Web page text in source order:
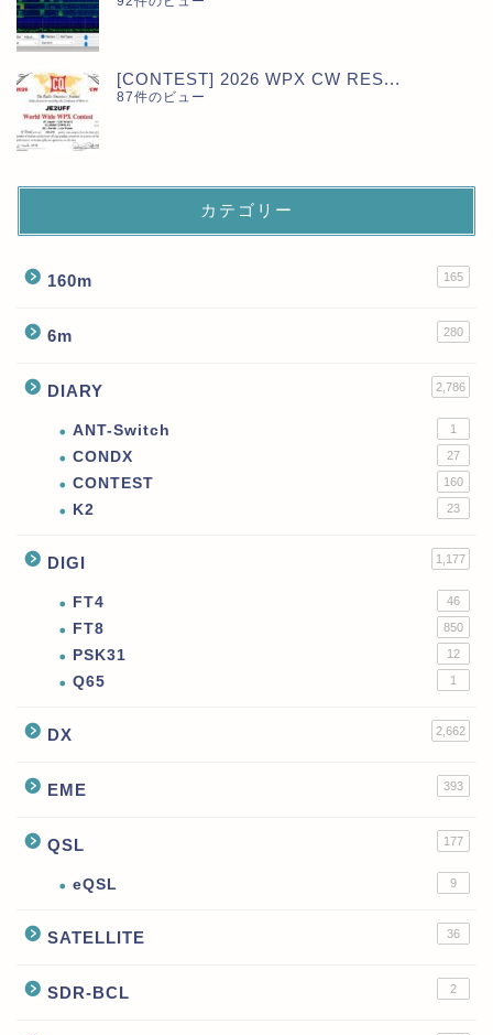
[CONTEST] 2026 WPX CW RES...
87件のビュー
カテゴリー
160m 165
6m 280
DIARY 2,786
ANT-Switch 1
CONDX 27
CONTEST 160
K2 23
DIGI 1,177
FT4 46
FT8 850
PSK31 12
Q65 1
DX 2,662
EME 393
QSL 177
eQSL 9
SATELLITE 36
SDR-BCL 2